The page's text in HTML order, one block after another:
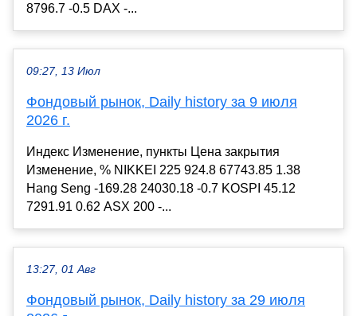
8796.7 -0.5 DAX -...
09:27, 13 Июл
Фондовый рынок, Daily history за 9 июля
2026 г.
Индекс Изменение, пункты Цена закрытия
Изменение, % NIKKEI 225 924.8 67743.85 1.38
Hang Seng -169.28 24030.18 -0.7 KOSPI 45.12
7291.91 0.62 ASX 200 -...
13:27, 01 Авг
Фондовый рынок, Daily history за 29 июля